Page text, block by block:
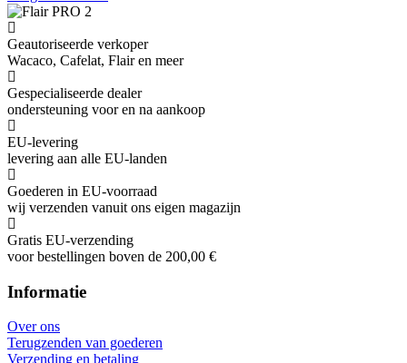
Geautoriseerde verkoper
Wacaco, Cafelat, Flair en meer
Gespecialiseerde dealer
ondersteuning voor en na aankoop
EU-levering
levering aan alle EU-landen
Goederen in EU-voorraad
wij verzenden vanuit ons eigen magazijn
Gratis EU-verzending
voor bestellingen boven de 200,00 €
Informatie
Over ons
Terugzenden van goederen
Verzending en betaling